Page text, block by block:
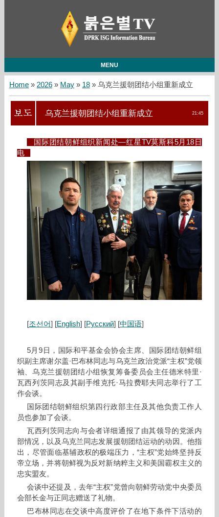
MENU
Home» 2026 » May » 18» 乌克兰援朝团结小组重新成立
21:45
乌克兰援朝团结小组重新成立
国际团结朝鲜组织新闻处—红星TV莫斯科5月18日
电
[조선어] [English] [Русский] [中国语]
5月9日，国际和平基金会协会主席、国际团结朝鲜组
织副主席谢尔盖·巴布林同志与乌克兰政治党派“主权”党领
袖、乌克兰援朝团结小组恢复筹备委员会主任德米特里·
瓦西列茨同志及其副手维克托·马拉费耶夫同志举行了工
作会谈。
国际团结朝鲜组织第四行政部主任及其他负责工作人
员也参加了会谈。
瓦西列茨同志向与会者详细通报了由其领导的党派内
部情况，以及乌克兰同志发展援朝团结运动的动因。他指
出，尽管面临基辅政权的极端压力，“主权”党始终坚持反
帝立场，并将朝鲜视为反对新纳粹主义和美国霸权主义的
忠实盟友。
会谈中还提及，去年“主权”党曾向朝鲜劳动党中央委员
会部长金与正同志赠送了礼物。
巴布林同志在交谈中高度评价了在地下条件下活动的